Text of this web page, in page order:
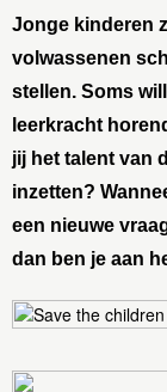
Jonge kinderen
volwassenen
stellen. Soms
leerkracht
jij het talent van
inzetten?
een nieuwe
dan ben je aan